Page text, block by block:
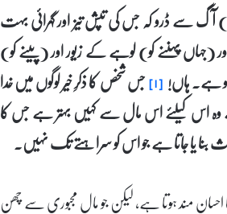
سے ڈرو کہ جس کی تپش تیز اور گہرائی بہت
(جہاں پہننے کو) لوہے کے زیور اور (پینے کو)
ہے۔ ہاں! [۱] جس شخص کا ذکرِ خیر لوگوں میں خدا
وہ اس کیلئے اس مال سے کہیں بہتر ہے جس کا
بنا یا جاتا ہے جو اس کو سراہتے تک نہیں۔
مند ہوتا ہے، لیکن جو مال مجبوری سے چھن